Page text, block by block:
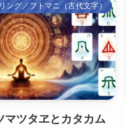
ング／フトマニ（古代文字）
マツタヱとカタカム